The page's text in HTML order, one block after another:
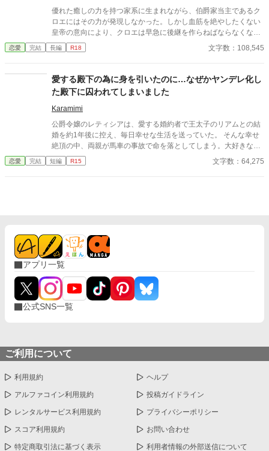
優れた癒しの力を持つ家系に生まれながら、伯爵家当主であるク
ロエにはその力が発現しなかった。しかし血筋を絶やしたくない
皇帝の意向により、クロエは早急に後継を作らねばならなくなっ
た。相手を求め渋々参加した夜会で、クロエは謎めいた美貌の
男・ルアと出会う。 二人は契約を交わし、割り切った体の関係を
恋愛 完結 長編 R18 文字数：108,545
愛する殿下の為に身を引いたのに…なぜかヤンデレ化し
た殿下に囚われてしまいました
Karamimi
公爵令嬢のレティシアは、愛する婚約者で王太子のリアムとの結
婚を約1年後に控え、毎日幸せな生活を送っていた。 そんな幸せ
絶頂の中、両親が馬車の事故で命を落としてしまう。大好きな両
親を失い、悲しみに暮れるレティシアを心配したリアムによっ
て、王宮で生活する事になる。 相変わらず自分を大切にしてくれ
言う事。でも心優しいリアムは、その事をレティシアに言い出せ
ずに悩んでいると言う、レティシアにとって衝撃的な内容だっ
た。 あまりのショックに、フラフラと歩くレティシアの目に飛び
込んできたのは、楽しそうにお茶をする、リアムとミランダの姿
だった。ミランダの髪を優しく撫でるリアムを見た瞬間、先ほど
貴族が話していた事が本当だったと理解する。 ずっと自分を支え
てくれたリアム。大好きなリアムの為、身を引く事を決意。それ
はご注意ください。
恋愛 完結 短編 R15 文字数：64,275
アプリ一覧
公式SNS一覧
ご利用について
利用規約 ヘルプ
アルファコイン利用規約 投稿ガイドライン
レンタルサービス利用規約 プライバシーポリシー
スコア利用規約 お問い合わせ
特定商取引法に基づく表示 利用者情報の外部送信について